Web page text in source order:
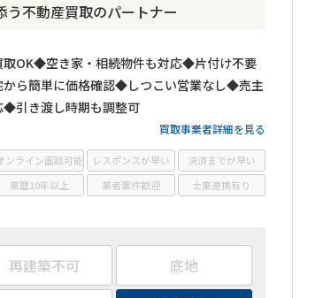
不動産買取のパートナー
OK◆空き家・相続物件も対応◆片付け不要
ら簡単に価格確認◆しつこい営業なし◆売主
◆引き渡し時期も調整可
買取事業者詳細を見る
再建築不可 底地
ンライン面談可能 レスポンスが早い
決済までが早い
業歴10年以上 業者案件歓迎 士業連携有り